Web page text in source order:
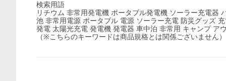
検索用語
リチウム 非常用発電機 ポータブル発電機 ソーラー充電器
池 非常用電源 ポータブル 電源 ソーラー充電 防災グッズ
発電 太陽光充電 発電機 発電器 車中泊 非常用 キャンプ ア
（※こちらのキーワードは商品規格とは関係ございません）